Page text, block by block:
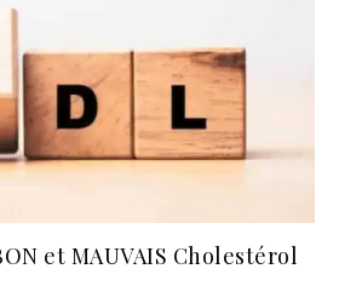
et MAUVAIS Cholestérol